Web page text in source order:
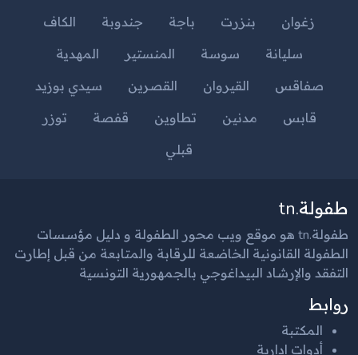
زغوان
بنزرت باجة جندوبة
الكاف
سليانة
سوسة المنستير
المهدية
صفاقس
القيروان القصرين
سيدي بوزيد
قابس
مدنين تطاوين قفصة
توزر
قبلي
طفولة.tn
طفولة.tn هو موقع ويب محور الطفولة و دليل مؤسسات
الطفولة القانونية الخاضعة للرقابة والمتابعة من قبل إطارت
التفقد والإرشاد البيداغوجي بالجمهورية التونسية
روابط
المكتبة
أدوات إدارية